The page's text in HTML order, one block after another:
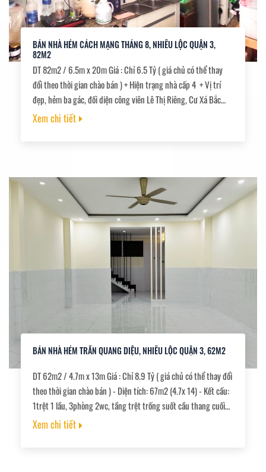
BÁN NHÀ HẺM CÁCH MẠNG THÁNG 8, NHIÊU LỘC QUẬN 3,
82M2
DT 82m2 / 6.5m x 20m Giá : Chỉ 6.5 Tỷ ( giá chủ có thể thay
đổi theo thời gian chào bán ) + Hiện trạng nhà cấp 4 + Vị trí
đẹp, hẻm ba gác, đối diện công viên Lê Thị Riêng, Cư Xá Bắc
Hải. + Khu dân trí cao, an ninh. + Diện tích lớn phù hợp đầu tư
Xem chi tiết
BÁN NHÀ HẺM TRẦN QUANG DIỆU, NHIÊU LỘC QUẬN 3, 62M2
DT 62m2 / 4.7m x 13m Giá : Chỉ 8.9 Tỷ ( giá chủ có thể thay đổi
theo thời gian chào bán ) - Diện tích: 67m2 (4.7x 14) - Kết cấu:
1trệt 1 lầu, 3phòng 2wc, tầng trệt trống suốt cầu thang cuối
nhà thuận tiện mở shop, văn phòng. - Nhà đang cho thuê có
Xem chi tiết